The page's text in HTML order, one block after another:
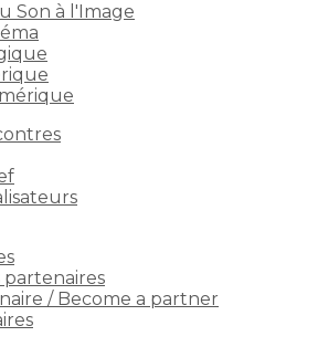
Son à l'Image
/ Become a partner